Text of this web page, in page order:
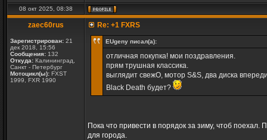
08 окт 2025, 08:38
zaec60rus
Зарегистрирован: 21
дек 2018, 15:56
Сообщения: 132
Откуда: Калининград,
Санкт - Петербург
Мотоцикл(ы): FXST
1999, FXR 1990
Re: +1 FXRS
EUgeny писал(а):
отличная покупка! мои поздравления.
прям трушная классика.
выглядит свежО, мотор S&S, два диска
Black Death будет?
Пока что привести в порядок за зиму, чтоб поехал.
для города.